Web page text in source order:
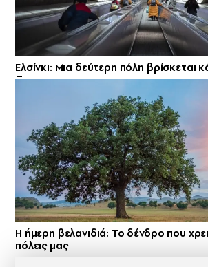
Ελσίνκι: Mια δεύτερη πόλη βρίσκεται
Η ήμερη βελανιδιά: Το δένδρο που
πόλεις μας